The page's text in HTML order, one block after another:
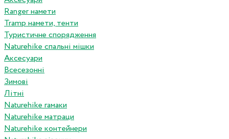
Ranger намети
Tramp намети, тенти
Туристичне спорядження
Naturehike спальні мішки
Аксесуари
Всесезонні
Зимові
Літні
Naturehike гамаки
Naturehike матраци
Naturehike контейнери